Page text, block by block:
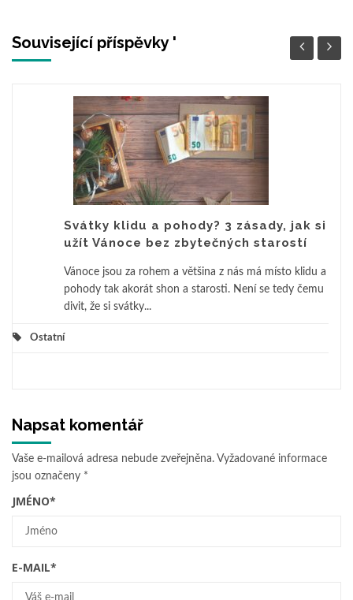
Související příspěvky '
Svátky klidu a pohody? 3 zásady, jak si
užít Vánoce bez zbytečných starostí
Vánoce jsou za rohem a většina z nás má místo klidu a
pohody tak akorát shon a starosti. Není se tedy čemu
divit, že si svátky...
Ostatní
Napsat komentář
Vaše e-mailová adresa nebude zveřejněna. Vyžadované informace
jsou označeny *
JMÉNO*
E-MAIL*